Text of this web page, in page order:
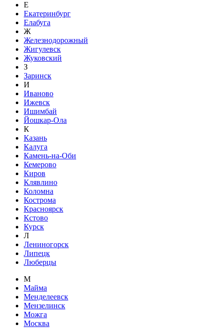
Е
Екатеринбург
Елабуга
Ж
Железнодорожный
Жигулевск
Жуковский
З
Заринск
И
Иваново
Ижевск
Ишимбай
Йошкар-Ола
К
Казань
Калуга
Камень-на-Оби
Кемерово
Киров
Клявлино
Коломна
Кострома
Красноярск
Кстово
Курск
Л
Лениногорск
Липецк
Люберцы
М
Майма
Менделеевск
Мензелинск
Можга
Москва